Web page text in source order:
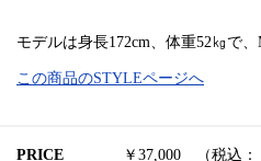
モデルは身長172cm、体重52㎏で
この商品のSTYLEページへ
PRICE ￥37,000 （税込：